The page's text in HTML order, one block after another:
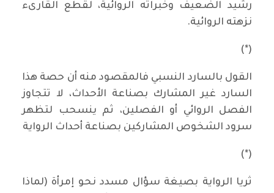
رشيد الضعيف وخبراته الروائية، لقطع القارىء
نزهته الروائية.
(*)
القول بالسارد النسبي فالمقصود منه أن حصة هذا
السارد غير المشارك بصناعة الأحداث، لا تتجاوز
الفصل الروائي أو الفصلين، ثم ينسحب لتظهر
سرود الشخوص المشاركين بصناعة أحداث الرواية
(*)
ثريا الرواية بصيغة سؤال مسدد نحو إمرأة (لماذا